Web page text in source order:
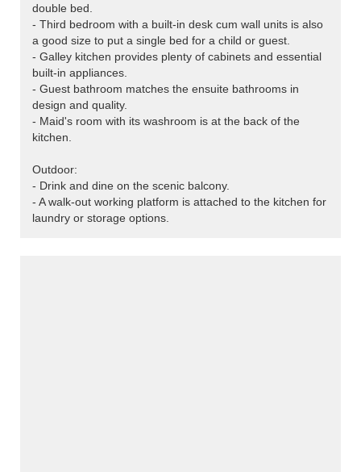
double bed.
- Third bedroom with a built-in desk cum wall units is also
a good size to put a single bed for a child or guest.
- Galley kitchen provides plenty of cabinets and essential
built-in appliances.
- Guest bathroom matches the ensuite bathrooms in
design and quality.
- Maid's room with its washroom is at the back of the
kitchen.
Outdoor:
- Drink and dine on the scenic balcony.
- A walk-out working platform is attached to the kitchen for
laundry or storage options.